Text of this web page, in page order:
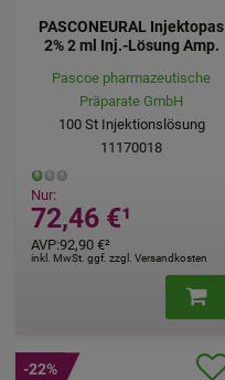
PASCONEURAL Injektopas
2% 2 ml Inj.-Lösung Amp.
Pascoe pharmazeutische
Präparate GmbH
100St Injektionslösung
11170018
Nur:
72,46 €¹
AVP:92,90 €²
inkl. MwSt. ggf. zzgl. Versandkosten
-22%